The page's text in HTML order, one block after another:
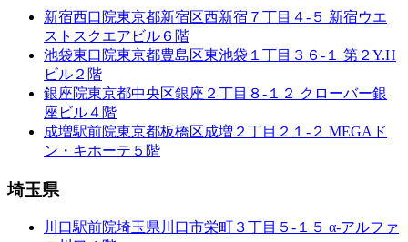
新宿西口院東京都新宿区西新宿７丁目４-５ 新宿ウエ
ストスクエアビル６階
池袋東口院東京都豊島区東池袋１丁目３６-１ 第２Y.H
ビル２階
銀座院東京都中央区銀座２丁目８-１２ クローバー銀
座ビル４階
成増駅前院東京都板橋区成増２丁目２１-２ MEGAド
ン・キホーテ５階
埼玉県
川口駅前院埼玉県川口市栄町３丁目５-１５ α-アルファ